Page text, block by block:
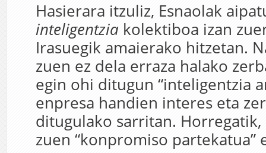
Hasierara itzuliz, Esnaolak
inteligentzia kolektiboa izan
Irasuegik amaierako hitzetan.
zuen ez dela erraza halako
egin ohi ditugun “inteligentzia
enpresa handien interes eta
ditugulako sarritan.
zuen “konpromiso partekatua”